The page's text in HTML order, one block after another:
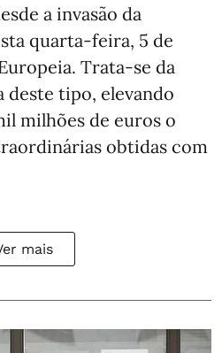
a invasão da
quarta-feira, 5 de
Trata-se da
tipo, elevando
milhões de euros o
obtidas com
mais